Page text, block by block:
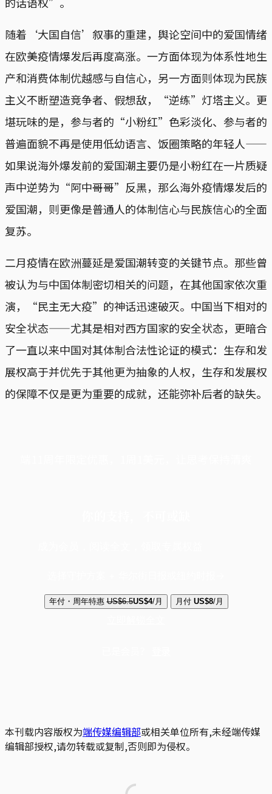
随着‘大国自信’叙事的重建，舆论空间中的爱国情绪
在欧美疫情爆发后再度高涨。一方面体现为体系性地生
产和消费体制优越感与自信心，另一方面则体现为民族
主义不断塑造竞争者、假想敌，“逆练”灯塔主义。更
堪玩味的是，参与者的“小粉红”色彩淡化、参与者的
普遍面貌不再是使用低幼语言、饭圈策略的年轻人——
如果说海外爆发前的爱国潮主要仍是小粉红在一片质疑
声中逆势为“阿中哥哥”反黑，那么海外疫情爆发后的
爱国潮，则更像是普通人的体制信心与民族信心的全面
复苏。
二月疫情在欧洲蔓延是爱国潮转变的关键节点。那些曾
被认为与中国体制密切相关的问题，在其他国家依次重
演，“民主无大疫”的神话迅速破灭。中国当下相对的
安全状态——尤其是相对西方国家的安全状态，更暗合
了一直以来中国对其体制合法性论证的模式：生存和发
展权高于并优先于其他更为抽象的人权，生存和发展权
的保障不仅是更为重要的成就，还能弥补后者的缺失。
年付・周年特惠 US$6.5US$4/月 月付 US$8/月
本刊载内容版权为端传媒编辑部或相关单位所有,未经端传媒
编辑部授权,请勿转载或复制,否则即为侵权。